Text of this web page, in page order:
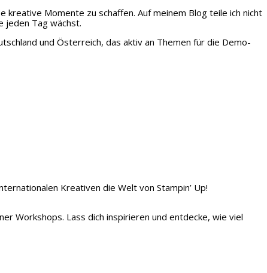
kreative Momente zu schaffen. Auf meinem Blog teile ich nicht
jeden Tag wächst.
und Österreich, das aktiv an Themen für die Demo-
Kreativen die Welt von Stampin’ Up!
Workshops. Lass dich inspirieren und entdecke, wie viel